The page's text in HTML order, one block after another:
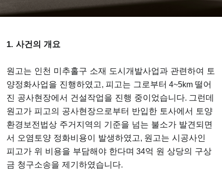
1. 사건의 개요
원고는 인천 미추홀구 소재 도시개발사업과 관련하여 토
양정화사업을 진행하였고, 피고는 그로부터 4~5km 떨어
진 공사현장에서 건설작업을 진행 중이었습니다. 그런데
원고가 피고의 공사현장으로부터 반입한 토사에서 토양
환경보전법상 주거지역의 기준을 넘는 불소가 발견되면
서 오염토양 정화비용이 발생하였고, 원고는 시공사인
피고가 위 비용을 부담해야 한다며 34억 원 상당의 구상
금 청구소송을 제기하였습니다.